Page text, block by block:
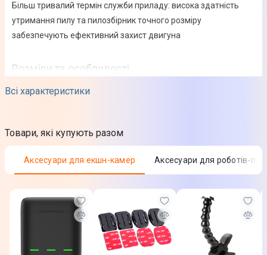
Всі характеристики
Більш тривалий термін служби приладу: висока здатність
утримання пилу та пилозбірник точного розміру
забезпечують ефективний захист двигуна
Розміри та особливості
Габарити в упаковці (ВхШхГ)
Вага
132 г
200 г
Фізичні характеристики
Товари, які купують разом
Аксесуари для екшн-камер Аксесуари для роботів-